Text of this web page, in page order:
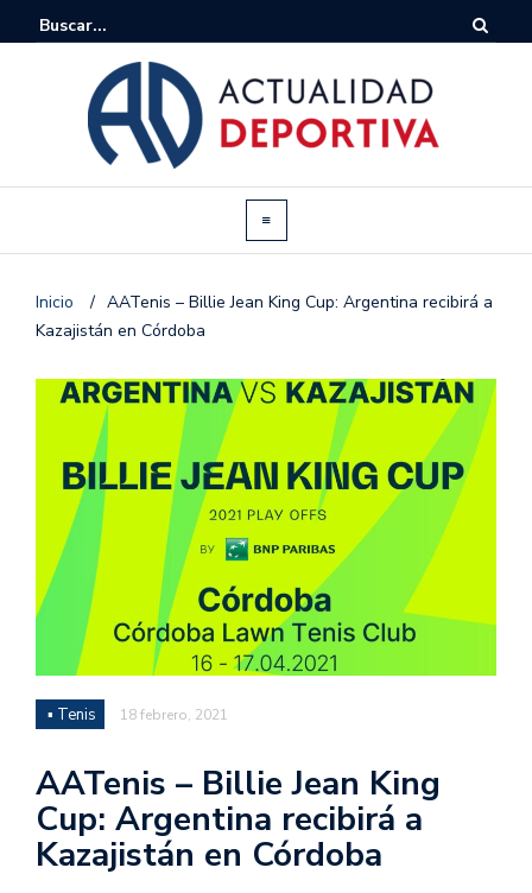
Inicio / AATenis – Billie Jean King Cup: Argentina recibirá a
Kazajistán en Córdoba
▪ Tenis 18 febrero, 2021
AATenis – Billie Jean King
Cup: Argentina recibirá a
Kazajistán en Córdoba